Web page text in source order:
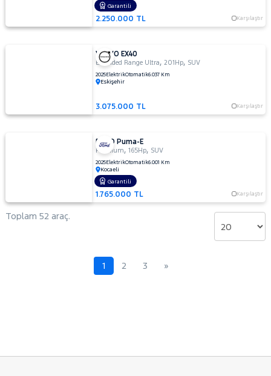
2.250.000 TL Karşılaştır
Garantili
VOLVO EX40
Extended Range Ultra,201Hp, SUV
2025ElektrikOtomatik6.037 Km
Eskişehir
3.075.000 TL Karşılaştır
FORD Puma-E
Premium,165Hp, SUV
2025ElektrikOtomatik6.001 Km
Kocaeli
1.765.000 TL Karşılaştır
Garantili
Toplam 52 araç.
1 2 3 »